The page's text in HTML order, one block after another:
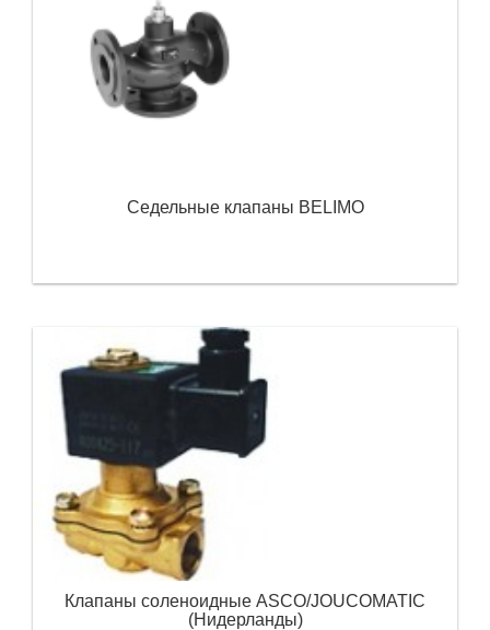
Седельные клапаны BELIMO
Клапаны соленоидные ASCO/JOUCOMATIC
(Нидерланды)